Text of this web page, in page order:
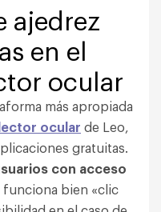
ajedrez
en el
ocular
más apropiada
ocular de Leo,
gratuitas.
con acceso
funciona bien «clic